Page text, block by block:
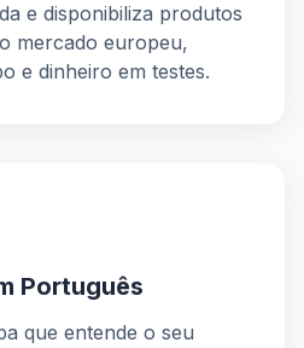
e disponibiliza produtos
mercado europeu,
e dinheiro em testes.
Português
que entende o seu